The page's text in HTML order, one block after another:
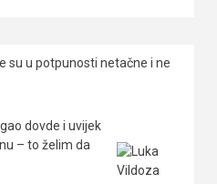
su u potpunosti netačne i ne
dovde i uvijek
– to želim da